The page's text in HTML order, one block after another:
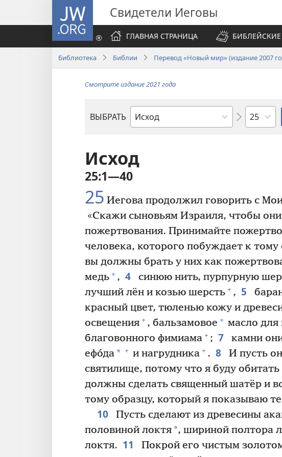
JW.ORG Свидетели Иеговы
ГЛАВНАЯ СТРАНИЦА
Библиотека Библии Перевод «Новый мир» (издание 2007
Смотрите издание 2021 года
ВЫБРАТЬ
по
по
главам
Исход
25:1—40
25 Иегова продолжил говорить с
«Скажи сыновьям Израиля, чтобы
пожертвования. Принимайте
человека, которого побуждает к тому
вы должны брать у них как
медь + , 4
синюю нить, пурпурную
лучший лён и козью шерсть + , 5
красный цвет, тюленью кожу и
освещения + , бальзамовое + масло для
благовонного фимиама + ; 7
камни
ефо́да* + и нагрудника + . 8
И пусть
святилище, потому что я буду обитать
должны сделать священный шатёр и
тому образцу, который я показываю
10 Пусть сделают из древесины
половиной локтя*, шириной полтора
локтя. 11 Покрой его чистым